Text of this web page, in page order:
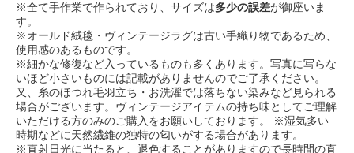
※全て手作業で作られており、サイズは多少の誤差が御座いま
す。
※オールド絨毯・ヴィンテージラグは古い手織り物であるため、
使用感のあるものです。
※細かな修復など入っているものも多くあります。写真に写らな
いほど小さいものには記載がありませんのでご了承ください。
又、糸のほつれ毛羽立ち・お洗濯では落ちない染みなど見られる
場合がございます。ヴィンテージアイテムの持ち味としてご理解
いただける方のみのご購入をお願いしております。 ※湿気多い
時期などに天然繊維の独特の匂いがする場合があります。
※直射日光に当たると、退色することがありますので長時間の直